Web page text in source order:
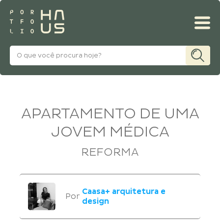
APARTAMENTO DE UMA
JOVEM MÉDICA
REFORMA
Por Caasa+ arquitetura e
design